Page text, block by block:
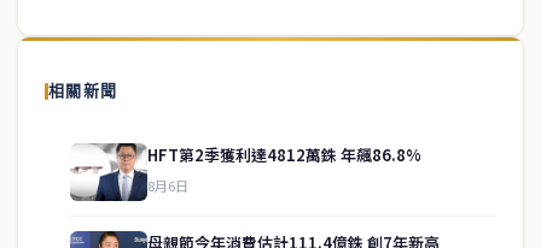
相關新聞
HFT第2季獲利達4812萬銖 年飆86.8%
8月6日
母親節今年消費估計111.4億銖 創7年新高
泰國中文新聞（TCN）是一家總部設於曼谷的中文新聞媒體，致力於
供即時、客觀、多元的中文新聞內容。